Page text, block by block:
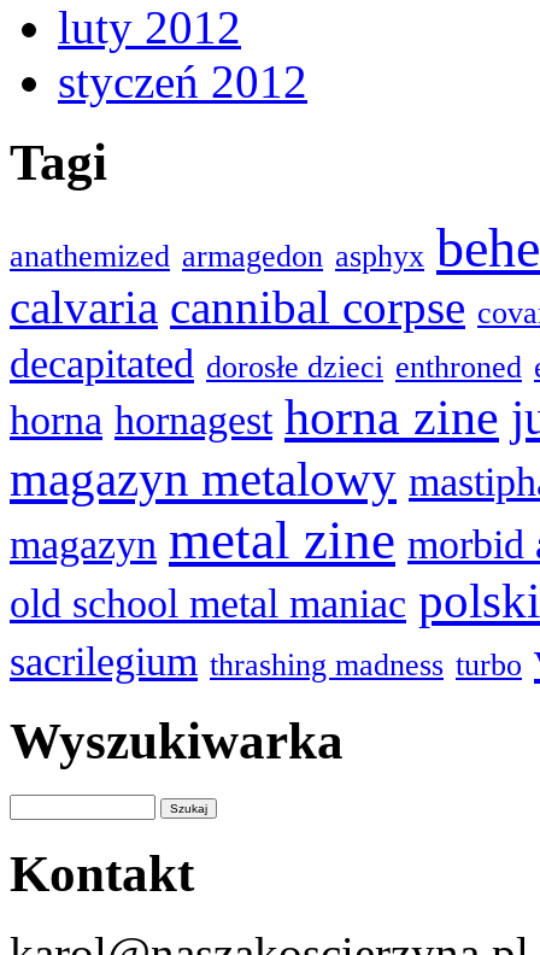
luty 2012
styczeń 2012
Tagi
anathemized armagedon asphyx
calvaria cannibal corpse
decapitated dorosłe dzieci enthroned
horna hornagest horna zine
magazyn metalowy
magazyn metal zine morbid
old school metal maniac
sacrilegium thrashing madness turbo
Wyszukiwarka
Kontakt